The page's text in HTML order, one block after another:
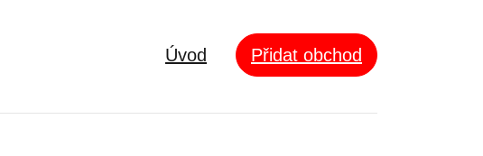
Úvod Přidat obchod